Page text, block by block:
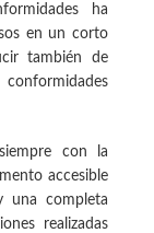
ha
en un corto
también de
con la
accesible
una completa
realizadas